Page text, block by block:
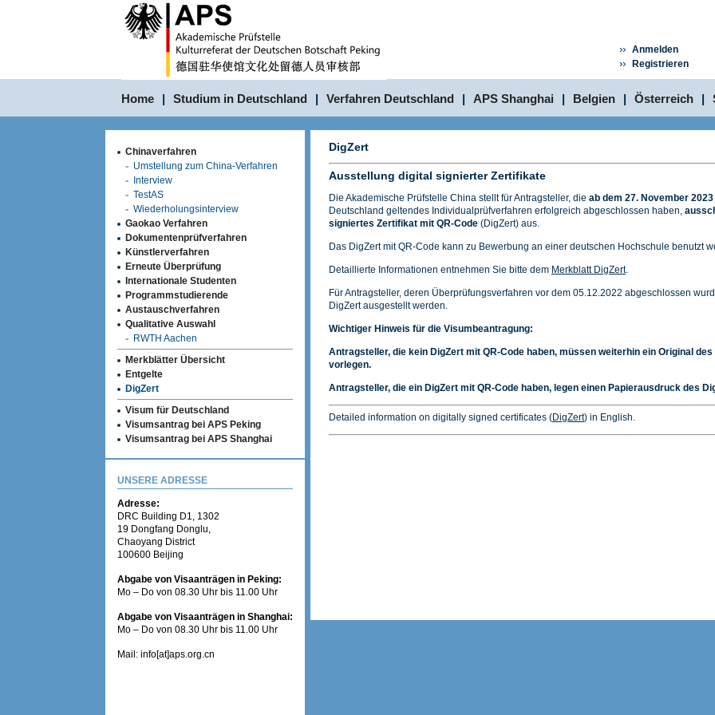
Anmelden
Registrieren
Home | Studium in Deutschland | Verfahren Deutschland | APS Shanghai | Belgien | Österreich |
Chinaverfahren
Umstellung zum China-Verfahren
Interview
TestAS
Wiederholungsinterview
Gaokao Verfahren
Dokumentenprüfverfahren
Künstlerverfahren
Erneute Überprüfung
Internationale Studenten
Programmstudierende
Austauschverfahren
Qualitative Auswahl
RWTH Aachen
Merkblätter Übersicht
Entgelte
DigZert
Visum für Deutschland
Visumsantrag bei APS Peking
Visumsantrag bei APS Shanghai
UNSERE ADRESSE
Adresse:
DRC Building D1, 1302
19 Dongfang Donglu,
Chaoyang District
100600 Beijing
Abgabe von Visaanträgen in Peking:
Mo – Do von 08.30 Uhr bis 11.00 Uhr
Abgabe von Visaanträgen in Shanghai:
Mo – Do von 08.30 Uhr bis 11.00 Uhr
Mail: info[at]aps.org.cn
DigZert
Ausstellung digital signierter Zertifikate
Die Akademische Prüfstelle China stellt für Antragsteller, die ab dem 27. November 2023
Deutschland geltendes Individualprüfverfahren erfolgreich abgeschlossen haben,
signiertes Zertifikat mit QR-Code (DigZert) aus.
Das DigZert mit QR-Code kann zu Bewerbung an einer deutschen Hochschule benutzt
Detaillierte Informationen entnehmen Sie bitte dem Merkblatt DigZert.
Für Antragsteller, deren Überprüfungsverfahren vor dem 05.12.2022 abgeschlossen
DigZert ausgestellt werden.
Wichtiger Hinweis für die Visumbeantragung:
Antragsteller, die kein DigZert mit QR-Code haben, müssen weiterhin ein Original
vorlegen.
Antragsteller, die ein DigZert mit QR-Code haben, legen einen Papierausdruck des
Detailed information on digitally signed certificates (DigZert) in English.